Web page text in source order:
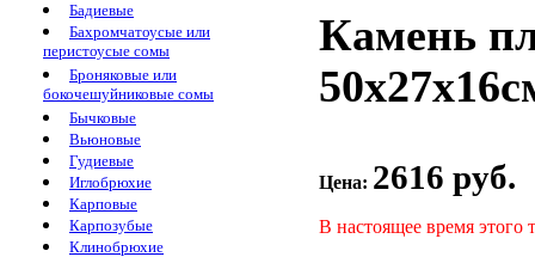
Бадиевые
Бахромчатоусые или
перистоусые сомы
Броняковые или
бокочешуйниковые сомы
Бычковые
Вьюновые
Гудиевые
Иглобрюхие
Карповые
Карпозубые
Клинобрюхие
Камень
Цена: 2616 руб.
В настоящее время этого